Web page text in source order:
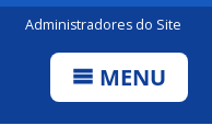
Administradores do Site
MENU